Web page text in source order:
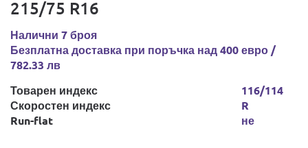
215/75 R16
Налични 7 броя
Безплатна доставка при поръчка над 400 евро /
782.33 лв
Товарен индекс
Скоростен индекс
Run-flat
116/114
R
не